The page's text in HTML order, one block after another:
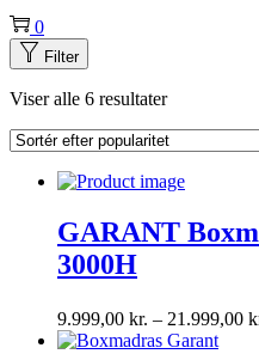
0
Filter
Viser alle 6 resultater
GARANT
3000H
9.999,00 kr. – 21.999,00